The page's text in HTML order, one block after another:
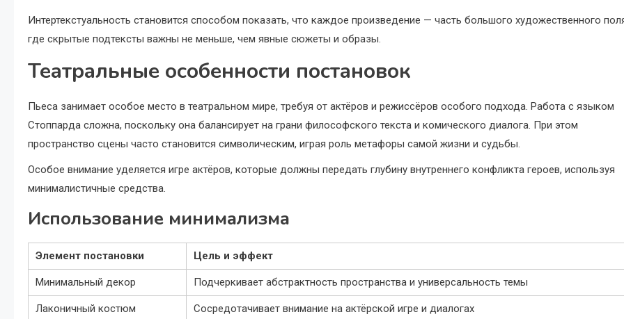
Интертекстуальность становится способом показать, что каждое произведение — часть большого художественного
где скрытые подтексты важны не меньше, чем явные сюжеты и образы.
Театральные особенности постановок
Пьеса занимает особое место в театральном мире, требуя от актёров и режиссёров особого подхода. Работа с языком
Стоппарда сложна, поскольку она балансирует на грани философского текста и комического диалога. При этом
пространство сцены часто становится символическим, играя роль метафоры самой жизни и судьбы.
Особое внимание уделяется игре актёров, которые должны передать глубину внутреннего конфликта героев, используя
минималистичные средства.
Использование минимализма
Элемент постановки Цель и эффект
Минимальный декор Подчеркивает абстрактность пространства и универсальность темы
Лаконичный костюм Сосредотачивает внимание на актёрской игре и диалогах